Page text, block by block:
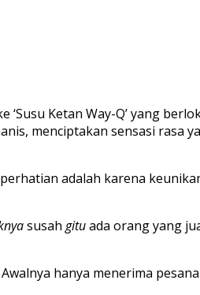
Ketan Way-Q’ yang
menciptakan sensasi rasa
adalah karena
susahgituada orang yang
hanya menerima